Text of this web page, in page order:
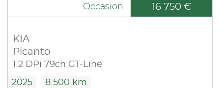
Occasion 16 750 €
KIA
Picanto
1.2 DPi 79ch GT-Line
2025 8 500 km